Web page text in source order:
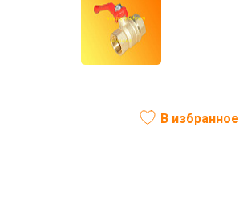
В избранное